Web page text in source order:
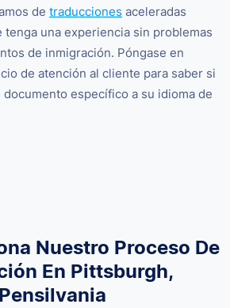
de traducciones aceleradas
tenga una experiencia sin problemas
de inmigración. Póngase en
de atención al cliente para saber si
específico a su idioma de
Nuestro Proceso De
En Pittsburgh,
Pensilvania